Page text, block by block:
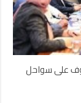
على سواحل